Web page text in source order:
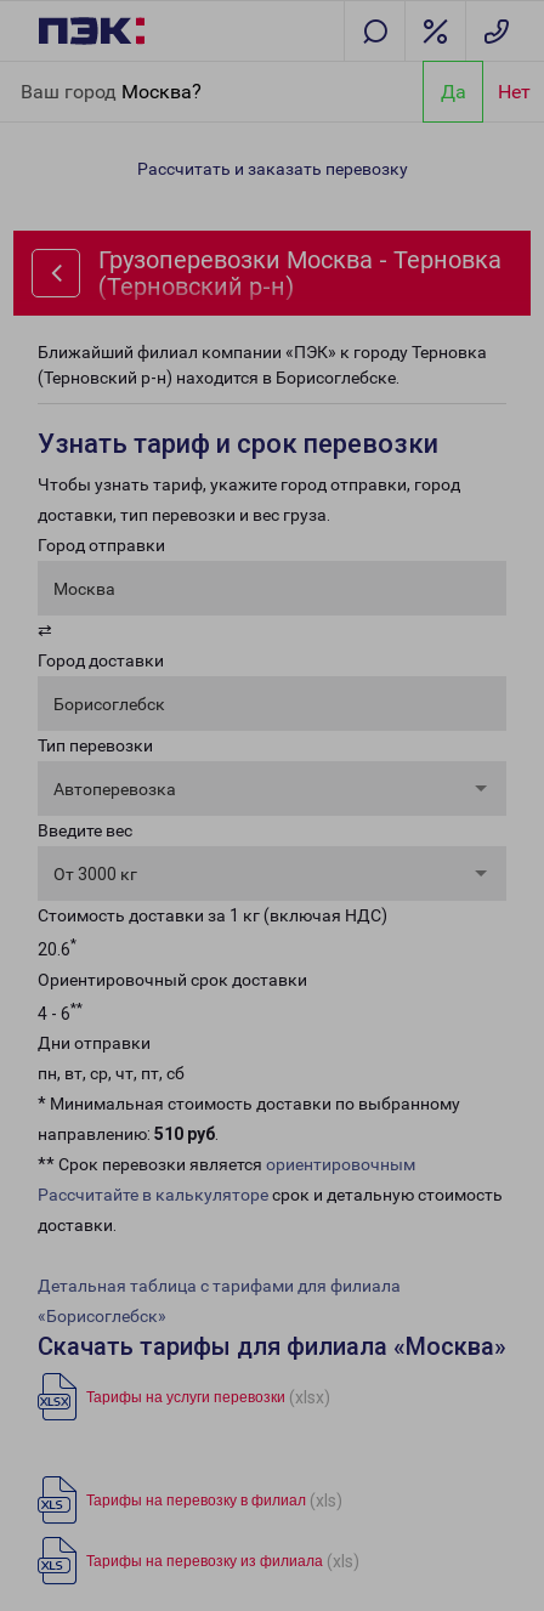
Ваш город Москва? Да Нет
(Терновский р-н)
Рассчитать и заказать перевозку
Грузоперевозки Москва - Терновка
(Терновский р-н)
Ближайший филиал компании «ПЭК» к городу Терновка
(Терновский р-н) находится в Борисоглебске.
Узнать тариф и срок перевозки
Чтобы узнать тариф, укажите город отправки, город
доставки, тип перевозки и вес груза.
Город отправки
Москва
⇄
Город доставки
Борисоглебск
Тип перевозки
Автоперевозка
Введите вес
От 3000 кг
Стоимость доставки за 1 кг (включая НДС)
20.6*
Ориентировочный срок доставки
4 - 6**
Дни отправки
пн, вт, ср, чт, пт, сб
* Минимальная стоимость доставки по выбранному
направлению: 510 руб.
** Срок перевозки является ориентировочным
Рассчитайте в калькуляторесрок и детальную стоимость
доставки.
Детальная таблица с тарифами для филиала
«Борисоглебск»
Скачать тарифы для филиала «Москва»
Тарифы на услуги перевозки (xlsx)
Тарифы на перевозку в филиал (xls)
Тарифы на перевозку из филиала (xls)